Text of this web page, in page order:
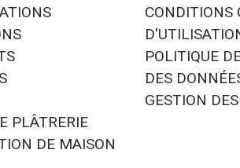
PLÂTRERIE
DE MAISON
CONDITIONS
POLITIQUE
DES
GESTION